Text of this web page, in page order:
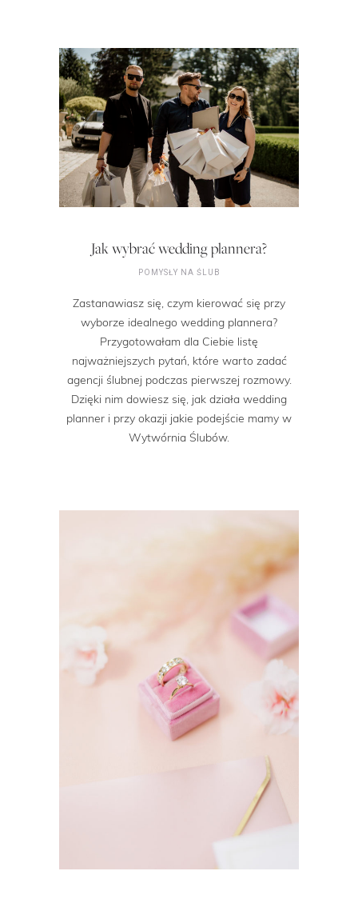
Jak wybrać wedding plannera?
POMYSŁY NA ŚLUB
Zastanawiasz się, czym kierować się przy
wyborze idealnego wedding plannera?
Przygotowałam dla Ciebie listę
najważniejszych pytań, które warto zadać
agencji ślubnej podczas pierwszej rozmowy.
Dzięki nim dowiesz się, jak działa wedding
planner i przy okazji jakie podejście mamy w
Wytwórnia Ślubów.